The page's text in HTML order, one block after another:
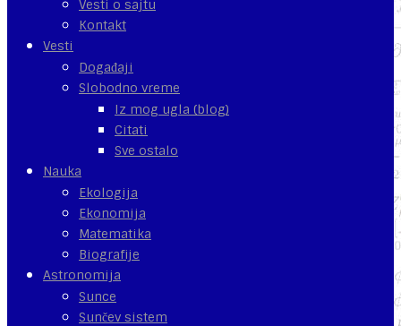
Vesti o sajtu
Kontakt
Vesti
Događaji
Slobodno vreme
Iz mog ugla (blog)
Citati
Sve ostalo
Nauka
Ekologija
Ekonomija
Matematika
Biografije
Astronomija
Sunce
Sunčev sistem